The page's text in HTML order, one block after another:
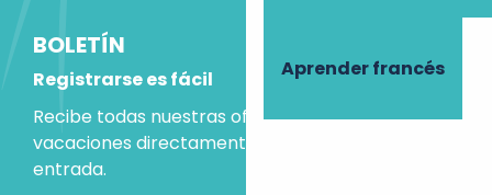
Aprender francés
BOLETÍN
Registrarse es fácil
Recibe todas nuestras ofertas e ideas para las
vacaciones directamente en tu bandeja de
entrada.